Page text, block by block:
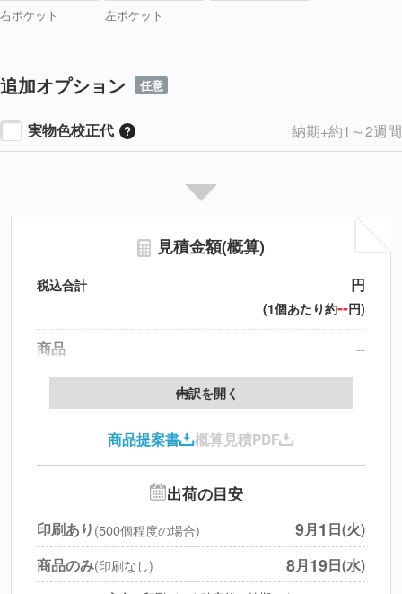
右ポケット 左ポケット
追加オプション 任意
実物色校正代 納期+約1～2週間
見積金額(概算)
税込合計 円
(1個あたり約--円)
商品
--
製版代
印刷代
北海道・沖縄・離島 別途
円
※上記小計は税別です
内訳を開く
商品提案書 概算見積PDF
出荷の目安
印刷あり (500個程度の場合) 9月1 日(火)
商品のみ(印刷なし) 8月19日(水)